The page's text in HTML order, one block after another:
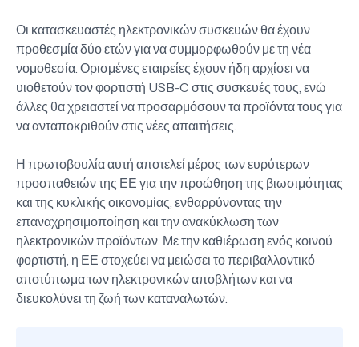
Οι κατασκευαστές ηλεκτρονικών συσκευών θα έχουν
προθεσμία δύο ετών για να συμμορφωθούν με τη νέα
νομοθεσία. Ορισμένες εταιρείες έχουν ήδη αρχίσει να
υιοθετούν τον φορτιστή USB-C στις συσκευές τους, ενώ
άλλες θα χρειαστεί να προσαρμόσουν τα προϊόντα τους για
να ανταποκριθούν στις νέες απαιτήσεις.
Η πρωτοβουλία αυτή αποτελεί μέρος των ευρύτερων
προσπαθειών της ΕΕ για την προώθηση της βιωσιμότητας
και της κυκλικής οικονομίας, ενθαρρύνοντας την
επαναχρησιμοποίηση και την ανακύκλωση των
ηλεκτρονικών προϊόντων. Με την καθιέρωση ενός κοινού
φορτιστή, η ΕΕ στοχεύει να μειώσει το περιβαλλοντικό
αποτύπωμα των ηλεκτρονικών αποβλήτων και να
διευκολύνει τη ζωή των καταναλωτών.